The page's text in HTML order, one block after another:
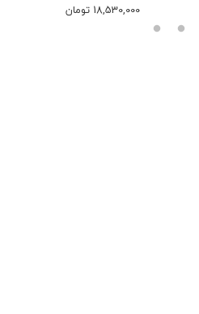
18,530,000 تومان